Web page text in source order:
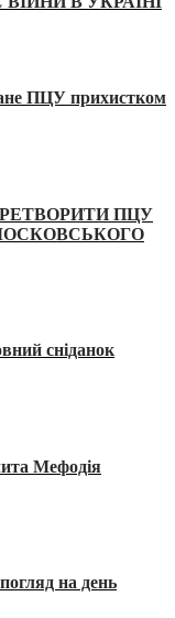
ПЦУ прихистком
ПЦУ
сніданок
Мефодія
на день